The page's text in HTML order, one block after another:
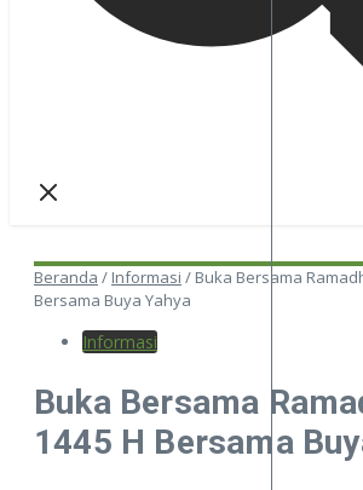
Beranda / Informasi / Buka Bersama
Bersama Buya Yahya
Informasi
Buka Bersama
1445 H Bersama